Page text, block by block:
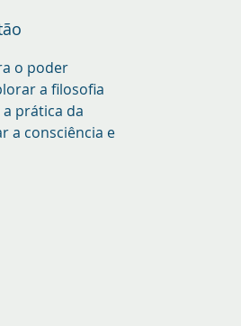
o poder
a filosofia
prática da
a consciência e